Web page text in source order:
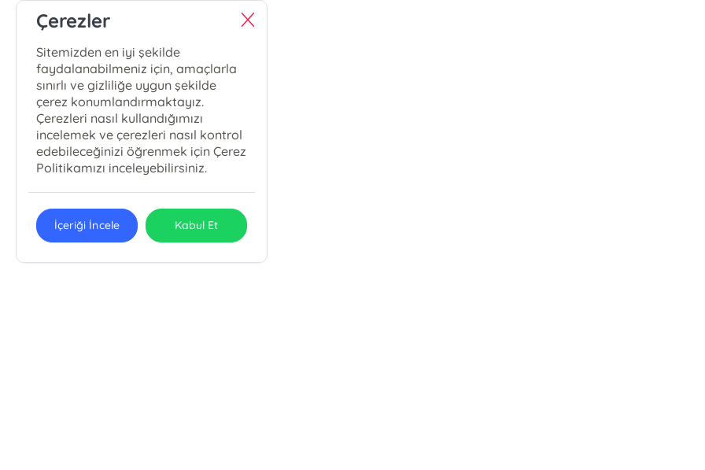
Çerezler
Sitemizden en iyi şekilde
faydalanabilmeniz için, amaçlarla
sınırlı ve gizliliğe uygun şekilde
çerez konumlandırmaktayız.
Çerezleri nasıl kullandığımızı
incelemek ve çerezleri nasıl kontrol
edebileceğinizi öğrenmek için Çerez
Politikamızı inceleyebilirsiniz.
İçeriği İncele Kabul Et